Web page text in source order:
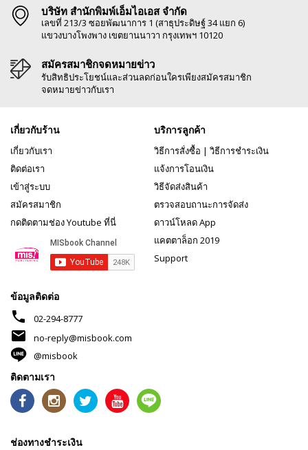
บริษัท สำนักพิมพ์เอ็มไอเอส จำกัด
เลขที่ 213/3 ซอยพัฒนาการ 1 (สาธุประดิษฐ์ 34 แยก 6)
แขวงบางโพงพาง เขตยานนาวา กรุงเทพฯ 10120
สมัครสมาชิกจดหมายข่าว
รับสิทธิประโยชน์และส่วนลดก่อนใครเพียงสมัครสมาชิก
จดหมายข่าวกับเรา
เกี่ยวกับร้าน
เกี่ยวกับเรา
ติดต่อเรา
เข้าสู่ระบบ
สมัครสมาชิก
กดติดตามช่อง Youtube ที่นี่
บริการลูกค้า
วิธีการสั่งซื้อ | วิธีการชำระเงิน
แจ้งการโอนเงิน
วิธีจัดส่งสินค้า
ตรวจสอบถานะการจัดส่ง
ดาวน์โหลด App
แคตตาล็อก 2019
Support
ข้อมูลติดต่อ
phone 02-294-8777
mail
no-reply@misbook.com
@misbook
ติดตามเรา
ช่องทางชำระเงิน